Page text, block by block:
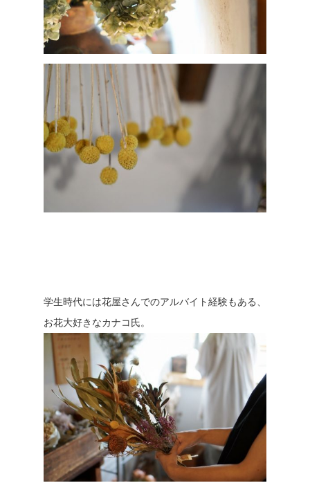
学生時代には花屋さんでのアルバイト経験もある、
お花大好きなカナコ氏。